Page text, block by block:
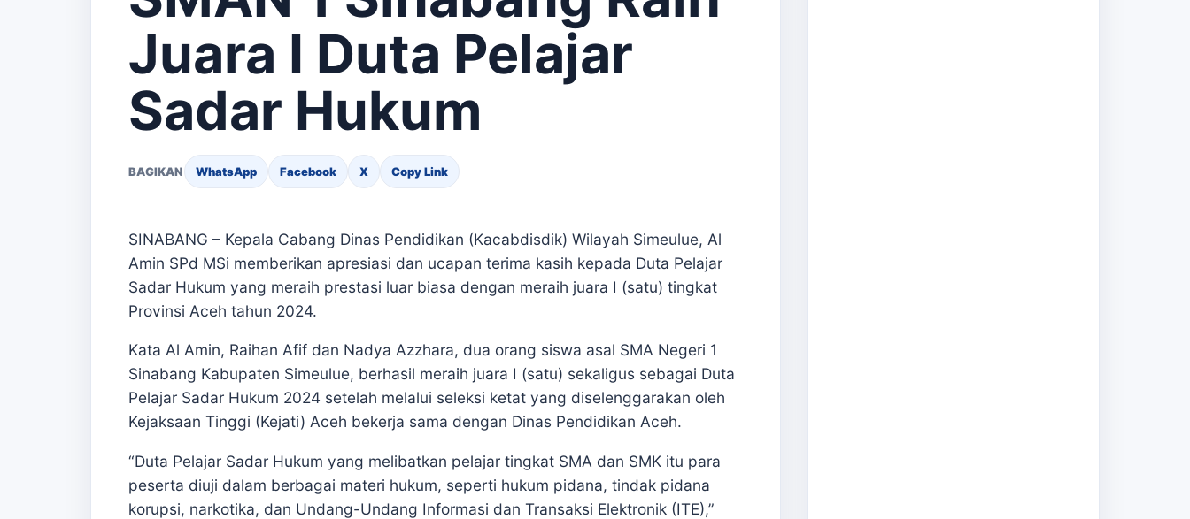
Juara I Duta Pelajar
Sadar Hukum
BAGIKAN WhatsApp Facebook X Copy Link
SINABANG – Kepala Cabang Dinas Pendidikan (Kacabdisdik) Wilayah Simeulue, Al
Amin SPd MSi memberikan apresiasi dan ucapan terima kasih kepada Duta Pelajar
Sadar Hukum yang meraih prestasi luar biasa dengan meraih juara I (satu) tingkat
Provinsi Aceh tahun 2024.
Kata Al Amin, Raihan Afif dan Nadya Azzhara, dua orang siswa asal SMA Negeri 1
Sinabang Kabupaten Simeulue, berhasil meraih juara I (satu) sekaligus sebagai Duta
Pelajar Sadar Hukum 2024 setelah melalui seleksi ketat yang diselenggarakan oleh
Kejaksaan Tinggi (Kejati) Aceh bekerja sama dengan Dinas Pendidikan Aceh.
“Duta Pelajar Sadar Hukum yang melibatkan pelajar tingkat SMA dan SMK itu para
peserta diuji dalam berbagai materi hukum, seperti hukum pidana, tindak pidana
korupsi, narkotika, dan Undang-Undang Informasi dan Transaksi Elektronik (ITE),”